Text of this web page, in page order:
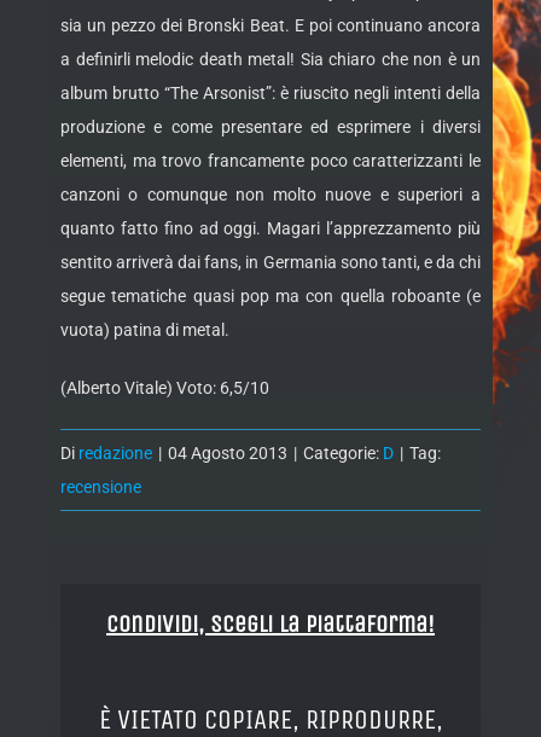
sia un pezzo dei Bronski Beat. E poi continuano ancora
a definirli melodic death metal! Sia chiaro che non è un
album brutto “The Arsonist”: è riuscito negli intenti della
produzione e come presentare ed esprimere i diversi
elementi, ma trovo francamente poco caratterizzanti le
canzoni o comunque non molto nuove e superiori a
quanto fatto fino ad oggi. Magari l’apprezzamento più
sentito arriverà dai fans, in Germania sono tanti, e da chi
segue tematiche quasi pop ma con quella roboante (e
vuota) patina di metal.
(Alberto Vitale) Voto: 6,5/10
Di redazione | 04 Agosto 2013 | Categorie: D | Tag:
recensione
Condividi, Scegli la piattaforma!
È VIETATO COPIARE, RIPRODURRE,